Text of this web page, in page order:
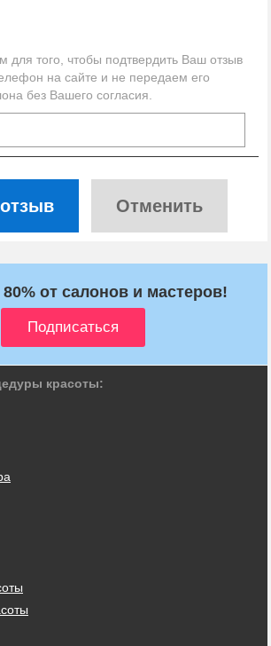
для того, чтобы подтвердить Ваш отзыв
на сайте и не передаем его
без Вашего согласия.
Отменить
от салонов и мастеров!
красоты: